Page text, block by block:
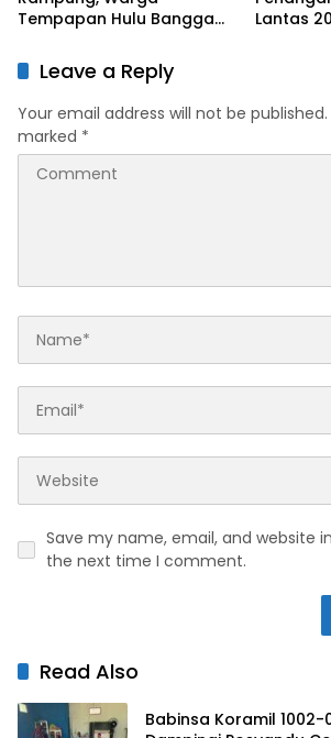
Tempapan Hulu Bangga
Reguler Ke-129
Lantas
Leave a Reply
Your email address will not be published.
marked *
Save my name, email, and website
the next time I comment.
Read Also
Babinsa Koramil